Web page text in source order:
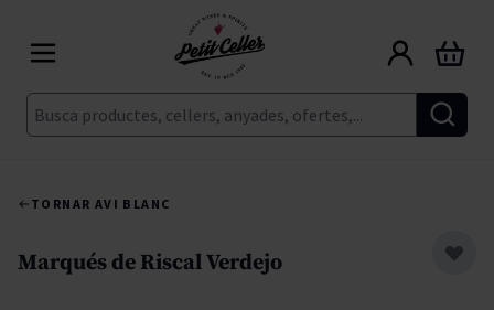
Cerca
Cart
TORNAR AVI BLANC
Marqués de Riscal Verdejo